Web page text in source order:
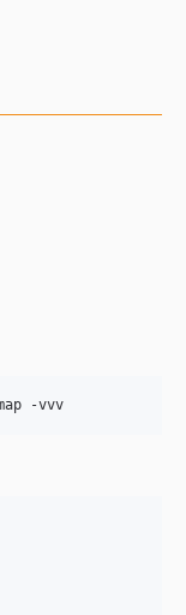
-vvv